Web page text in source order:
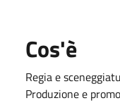
Cos'è
Regia e
Produzione e